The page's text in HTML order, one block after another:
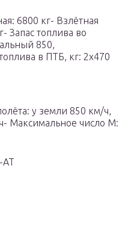
6800 кг- Взлётная
Запас топлива во
850,
в ПТБ, кг: 2х470
у земли 850 км/ч,
Максимальное число М:
АТ